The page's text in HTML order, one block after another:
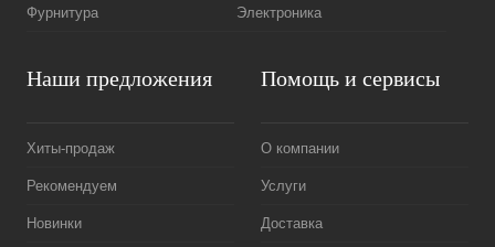
Фурнитура Электроника
Наши предложения
Хиты-продаж
Рекомендуем
Новинки
Помощь и сервисы
О компании
Услуги
Доставка